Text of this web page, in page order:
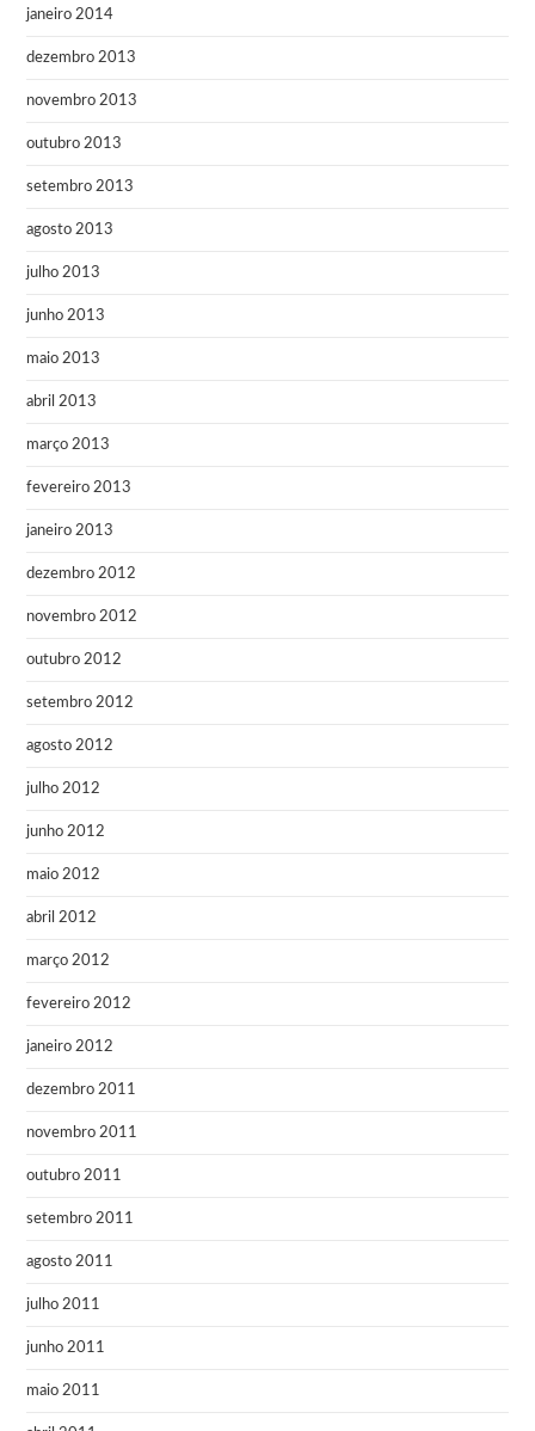
janeiro 2014
dezembro 2013
novembro 2013
outubro 2013
setembro 2013
agosto 2013
julho 2013
junho 2013
maio 2013
abril 2013
março 2013
fevereiro 2013
janeiro 2013
dezembro 2012
novembro 2012
outubro 2012
setembro 2012
agosto 2012
julho 2012
junho 2012
maio 2012
abril 2012
março 2012
fevereiro 2012
janeiro 2012
dezembro 2011
novembro 2011
outubro 2011
setembro 2011
agosto 2011
julho 2011
junho 2011
maio 2011